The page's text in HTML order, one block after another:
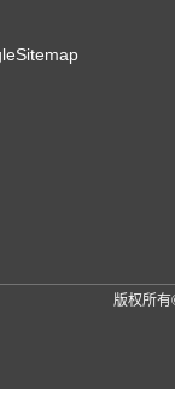
版权所